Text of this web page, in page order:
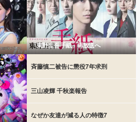
「東野圭吾 手紙」再放送へ
斉藤慎二被告に懲役7年求刑
三山凌輝 千秋楽報告
なぜか友達が減る人の特徴7